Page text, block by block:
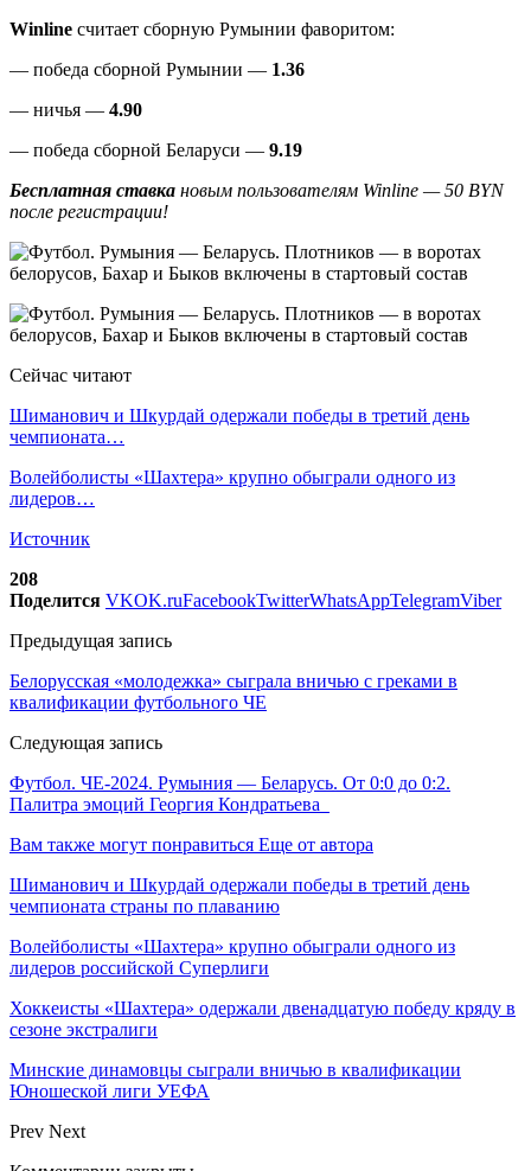
Winline считает сборную Румынии фаворитом:
— победа сборной Румынии — 1.36
— ничья — 4.90
— победа сборной Беларуси — 9.19
Бесплатная ставка новым пользователям Winline — 50 BYN
после регистрации!
Сейчас читают
Шиманович и Шкурдай одержали победы в третий день
чемпионата…
Волейболисты «Шахтера» крупно обыграли одного из
лидеров…
Источник
208
Поделится VKOK.ruFacebookTwitterWhatsAppTelegramViber
Предыдущая запись
Белорусская «молодежка» сыграла вничью с греками в
квалификации футбольного ЧЕ
Следующая запись
Футбол. ЧЕ-2024. Румыния — Беларусь. От 0:0 до 0:2.
Палитра эмоций Георгия Кондратьева
Вам также могут понравиться Еще от автора
Шиманович и Шкурдай одержали победы в третий день
чемпионата страны по плаванию
Волейболисты «Шахтера» крупно обыграли одного из
лидеров российской Суперлиги
Хоккеисты «Шахтера» одержали двенадцатую победу кряду в
сезоне экстралиги
Минские динамовцы сыграли вничью в квалификации
Юношеской лиги УЕФА
Prev Next